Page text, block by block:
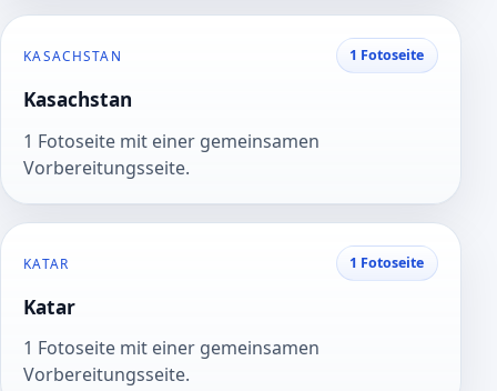
KASACHSTAN 1 Fotoseite
Kasachstan
1 Fotoseite mit einer gemeinsamen
Vorbereitungsseite.
KATAR 1 Fotoseite
Katar
1 Fotoseite mit einer gemeinsamen
Vorbereitungsseite.